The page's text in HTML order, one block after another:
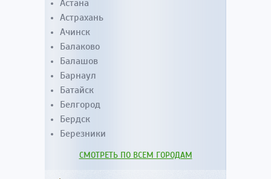
Астана
Астрахань
Ачинск
Балаково
Балашов
Барнаул
Батайск
Белгород
Бердск
Березники
СМОТРЕТЬ ПО ВСЕМ ГОРОДАМ